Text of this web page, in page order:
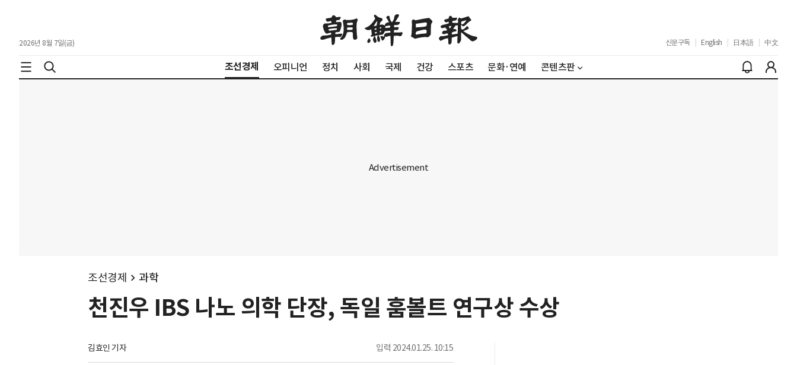
2026년 8월 7일(금) 신문구독 English 日本語 中文
조선경제 오피니언 정치 사회 국제 건강 스포츠 문화·연예 콘텐츠판
조선경제 과학
천진우 IBS 나노 의학 단장, 독일 훔볼트 연구상 수상
김효인 기자 입력 2024.01.25. 10:15